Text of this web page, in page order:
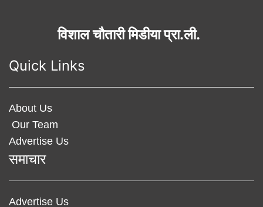
विशाल चौतारी मिडीया प्रा.ली.
Quick Links
About Us
Our Team
Advertise Us
समाचार
Advertise Us